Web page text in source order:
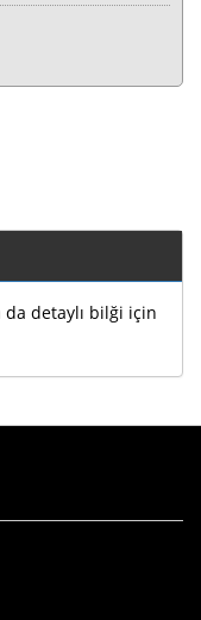
da detaylı bilği için